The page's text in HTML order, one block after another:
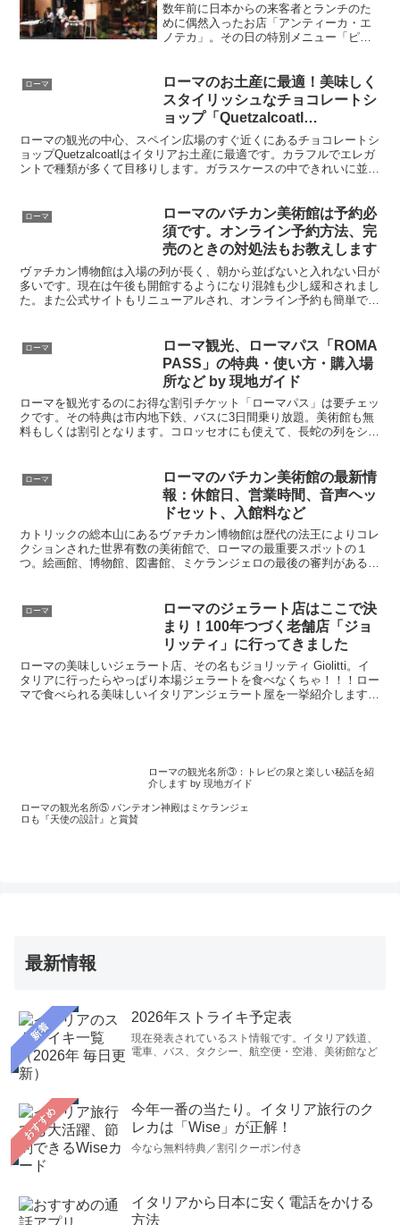
数年前に日本からの来客者とランチのた
めに偶然入ったお店「アンティーカ・エ
ノテカ」。その日の特別メニュー「ピス
むバーですが、実はランチにお勧め。何
を食べても裏切られない美味しい料理が
待っていますよ。
ローマ
ローマのお土産に最適！美味しく
スタイリッシュなチョコレートシ
ョップ「Quetzalcoatl
Chocolatier」
ローマの観光の中心、スペイン広場のすぐ近くにあるチョコレートシ
ョップQuetzalcoatlはイタリアお土産に最適です。カラフルでエレガ
ントで種類が多くて目移りします。ガラスケースの中できれいに並ん
ローマ
ローマのバチカン美術館は予約必
須です。オンライン予約方法、完
売のときの対処法もお教えします
ヴァチカン博物館は入場の列が長く、朝から並ばないと入れない日が
多いです。現在は午後も開館するようになり混雑も少し緩和されまし
た。また公式サイトもリニューアルされ、オンライン予約も簡単で
す。
ローマ
ローマ観光、ローマパス「ROMA
PASS」の特典・使い方・購入場
所など by 現地ガイド
ローマを観光するのにお得な割引チケット「ローマパス」は要チェッ
クです。その特典は市内地下鉄、バスに3日間乗り放題。美術館も無
料もしくは割引となります。コロッセオにも使えて、長蛇の列をショ
ローマ
ローマのバチカン美術館の最新情
報：休館日、営業時間、音声ヘッ
ドセット、入館料など
カトリックの総本山にあるヴァチカン博物館は歴代の法王によりコレ
クションされた世界有数の美術館で、ローマの最重要スポットの１
つ。絵画館、博物館、図書館、ミケランジェロの最後の審判があるシ
す。
ローマ
ローマのジェラート店はここで決
まり！100年つづく老舗店「ジョ
リッティ」に行ってきました
ローマの美味しいジェラート店、その名もジョリッティ Giolitti。イ
タリアに行ったらやっぱり本場ジェラートを食べなくちゃ！！！ロー
マで食べられる美味しいイタリアンジェラート屋を一挙紹介します。
ローマの観光名所③：トレビの泉と楽しい秘話を紹
介します by 現地ガイド
ローマの観光名所⑤ パンテオン神殿はミケランジェ
ロも『天使の設計』と賞賛
最新情報
新着
2026年ストライキ予定表
現在発表されているスト情報です。イタリア鉄道、
電車、バス、タクシー、航空便・空港、美術館など
おすすめ
今年一番の当たり。イタリア旅行のク
レカは「Wise」が正解！
今なら無料特典／割引クーポン付き
イタリアから日本に安く電話をかける
方法